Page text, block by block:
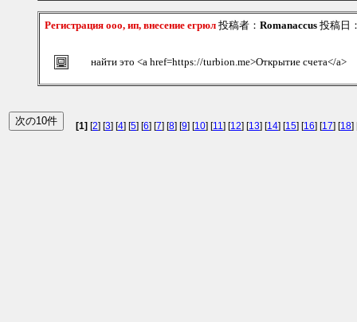
Регистрация ооо, ип, внесение егрюл 投稿者： Romanaccus 投稿日
найти это <a href=https://turbion.me>Открытие счета</a>
[1] [2] [3] [4] [5] [6] [7] [8] [9] [10] [11] [12] [13] [14] [15] [16] [17] [18]